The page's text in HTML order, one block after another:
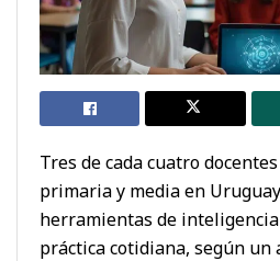
Tres de cada cuatro
primaria y media en
herramientas de
práctica cotidiana, según un